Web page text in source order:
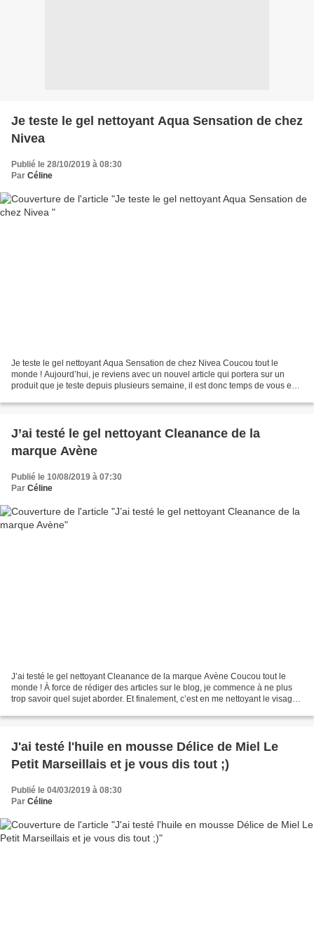
Je teste le gel nettoyant Aqua Sensation de chez
Nivea
Publié le 28/10/2019 à 08:30
Par Céline
Je teste le gel nettoyant Aqua Sensation de chez Nivea Coucou tout le
monde ! Aujourd’hui, je reviens avec un nouvel article qui portera sur un
produit que je teste depuis plusieurs semaine, il est donc temps de vous en
J’ai testé le gel nettoyant Cleanance de la
marque Avène
Publié le 10/08/2019 à 07:30
Par Céline
J’ai testé le gel nettoyant Cleanance de la marque Avène Coucou tout le
monde ! À force de rédiger des articles sur le blog, je commence à ne plus
trop savoir quel sujet aborder. Et finalement, c’est en me nettoyant le visage
J'ai testé l'huile en mousse Délice de Miel Le
Petit Marseillais et je vous dis tout ;)
Publié le 04/03/2019 à 08:30
Par Céline